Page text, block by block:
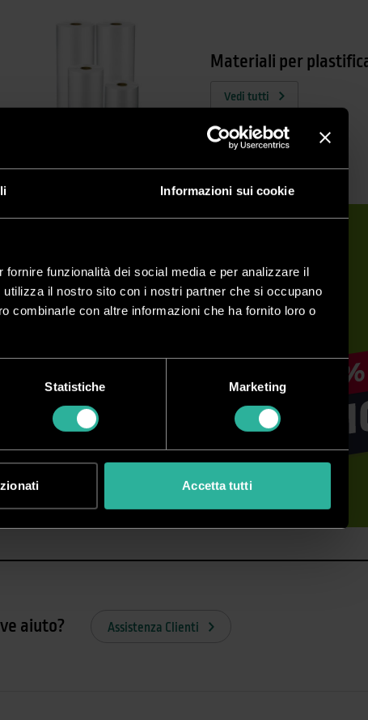
Informazioni sui cookie
funzionalità dei social media e per analizzare il
il nostro sito con i nostri partner che si occupano
combinarle con altre informazioni che ha fornito loro o
Statistiche Marketing
Accetta tutti
Materiali per
Vedi tutti
Prodotti in promozione
aiuto? Assistenza Clienti